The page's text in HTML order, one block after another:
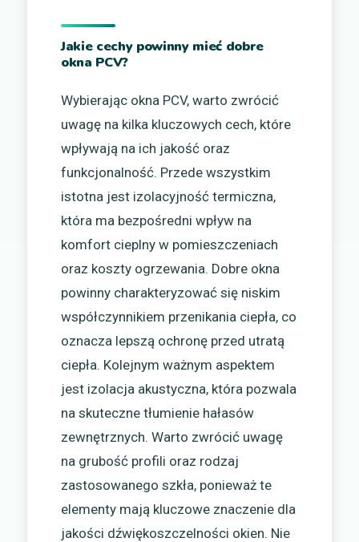
Jakie cechy powinny mieć dobre
okna PCV?
Wybierając okna PCV, warto zwrócić
uwagę na kilka kluczowych cech, które
wpływają na ich jakość oraz
funkcjonalność. Przede wszystkim
istotna jest izolacyjność termiczna,
która ma bezpośredni wpływ na
komfort cieplny w pomieszczeniach
oraz koszty ogrzewania. Dobre okna
powinny charakteryzować się niskim
współczynnikiem przenikania ciepła, co
oznacza lepszą ochronę przed utratą
ciepła. Kolejnym ważnym aspektem
jest izolacja akustyczna, która pozwala
na skuteczne tłumienie hałasów
zewnętrznych. Warto zwrócić uwagę
na grubość profili oraz rodzaj
zastosowanego szkła, ponieważ te
elementy mają kluczowe znaczenie dla
jakości dźwiękoszczelności okien. Nie